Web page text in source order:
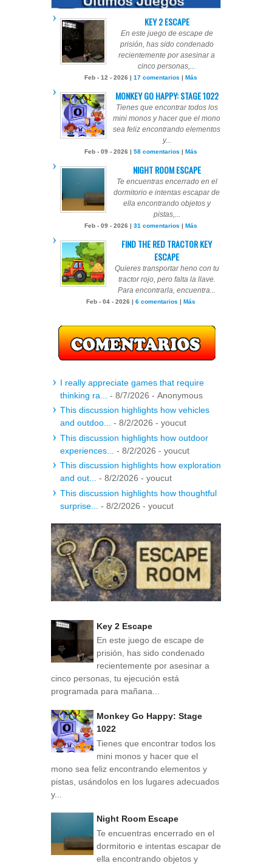
KEY 2 ESCAPE
En este juego de escape de
prisión, has sido condenado
recientemente por asesinar a
cinco personas,...
Feb - 12 - 2026 | 17 comentarios | Más
MONKEY GO HAPPY: STAGE 1022
Tienes que encontrar todos los
mini monos y hacer que el mono
sea feliz encontrando elementos
y...
Feb - 09 - 2026 | 58 comentarios | Más
NIGHT ROOM ESCAPE
Te encuentras encerrado en el
dormitorio e intentas escapar de
ella encontrando objetos y
pistas,...
Feb - 09 - 2026 | 31 comentarios | Más
FIND THE RED TRACTOR KEY
ESCAPE
Quieres transportar heno con tu
tractor rojo, pero falta la llave.
Para encontrarla, encuentra...
Feb - 04 - 2026 | 6 comentarios | Más
I really appreciate games that require
thinking ra...
- 8/7/2026 - Anonymous
This discussion highlights how vehicles
and outdoo... - 8/2/2026 - youcut
This discussion highlights how outdoor
experiences...
- 8/2/2026 - youcut
This discussion highlights how exploration
and out... - 8/2/2026 - youcut
This discussion highlights how thoughtful
surprise...
- 8/2/2026 - youcut
Key 2 Escape
En este juego de escape de
prisión, has sido condenado
recientemente por asesinar a
cinco personas, tu ejecución está
programada para mañana...
Monkey Go Happy: Stage
1022
Tienes que encontrar todos los
mini monos y hacer que el
mono sea feliz encontrando elementos y
pistas, usándolos en los lugares adecuados
y...
Night Room Escape
Te encuentras encerrado en el
dormitorio e intentas escapar de
ella encontrando objetos y